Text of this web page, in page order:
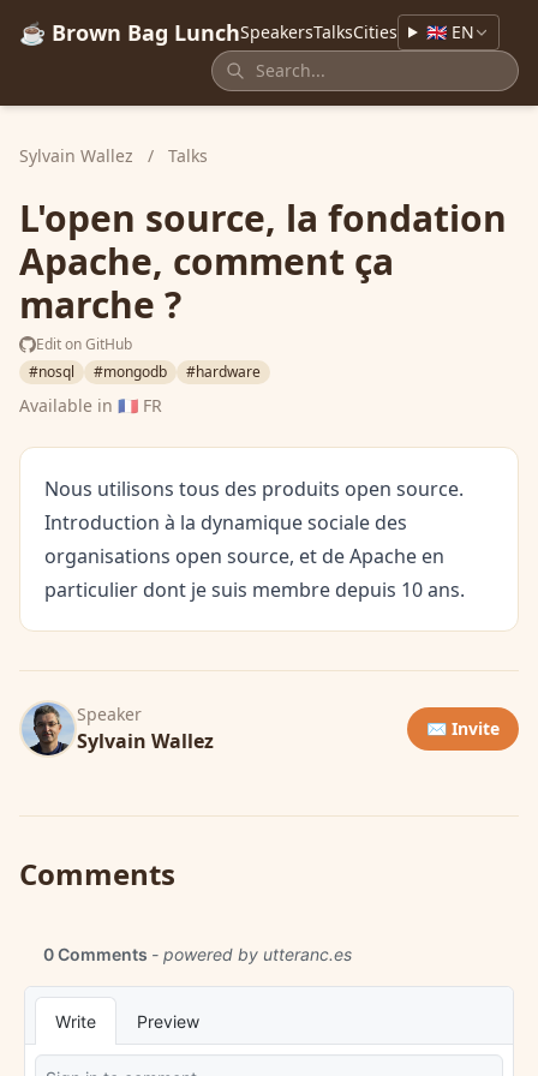
☕ Brown Bag LunchSpeakersTalksCities 🇬🇧 EN
Sylvain Wallez / Talks
L'open source, la fondation
Apache, comment ça
marche ?
Edit on GitHub
#nosql
#mongodb #hardware
Available in 🇫🇷 FR
Nous utilisons tous des produits open source.
Introduction à la dynamique sociale des
organisations open source, et de Apache en
particulier dont je suis membre depuis 10 ans.
Speaker
Sylvain Wallez ✉️ Invite
Comments